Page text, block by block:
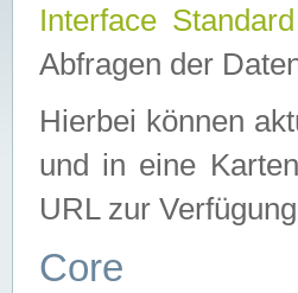
Interface
Abfragen der
Hierbei können
und in eine
URL zur
Core